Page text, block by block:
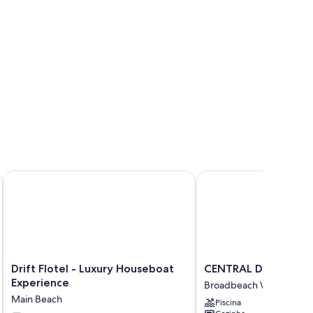
Drift
Flotel
Luxury
Drift Flotel - Luxury Houseboat
Experience
Main Beach
Drift Flotel - Luxury Houseboat Experience
CENTRAL
DO
BEIRA-
RIO
CENTRAL DO BEIRA-
Broadbeach Waters
Piscina
CENTRAL DO BEIRA-